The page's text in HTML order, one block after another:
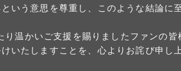
いう意思を尊重し、このような結論に
り温かいご支援を賜りましたファンの
いたしますことを、心よりお詫び申し